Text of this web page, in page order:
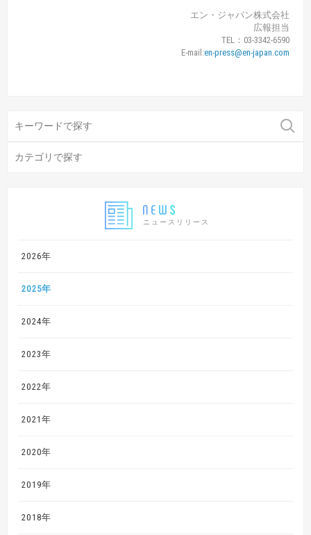
ニュースリリース
2026年
2025年
2024年
2023年
2022年
2021年
2020年
2019年
2018年
エン・ジャパン株式会社
広報担当
TEL：03-3342-6590
E-mail:en-press@en-japan.com